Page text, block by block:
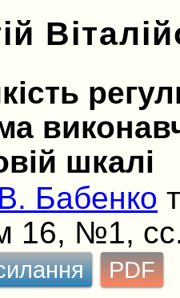
шкалі
Бабенко
16, №1,
PDF